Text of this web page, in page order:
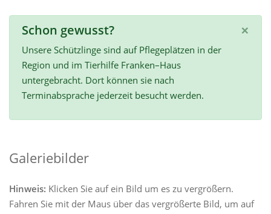
×
Schon gewusst?
Unsere Schützlinge sind auf Pflegeplätzen in der
Region und im Tierhilfe Franken–Haus
untergebracht. Dort können sie nach
Terminabsprache jederzeit besucht werden.
Galeriebilder
Hinweis: Klicken Sie auf ein Bild um es zu vergrößern.
Fahren Sie mit der Maus über das vergrößerte Bild, um auf